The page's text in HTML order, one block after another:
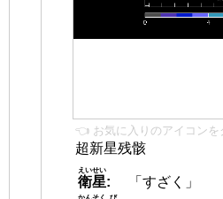
👈 お気に入りのアイコンを
超新星残骸
衛星
えいせい
:
「すざく」